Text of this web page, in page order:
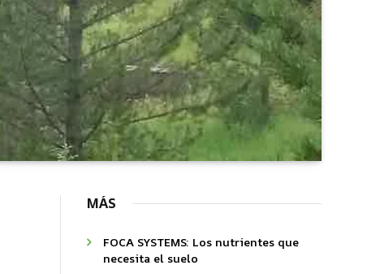
MÁS
FOCA SYSTEMS: Los nutrientes que
necesita el suelo